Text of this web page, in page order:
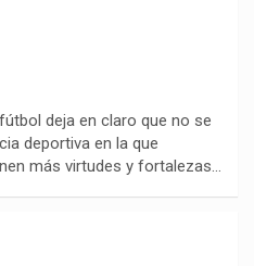
deja en claro que no se
deportiva en la que
más virtudes y fortalezas…